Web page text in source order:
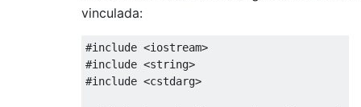
vinculada:
#include <iostream>
#include <string>
#include <cstdarg>